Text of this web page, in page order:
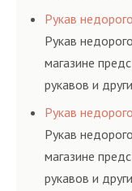
ГОСТам,
Рукав
Рукав
магазине
рукавов и
и нормативам.
Рукав
Рукав
магазине
рукавов и